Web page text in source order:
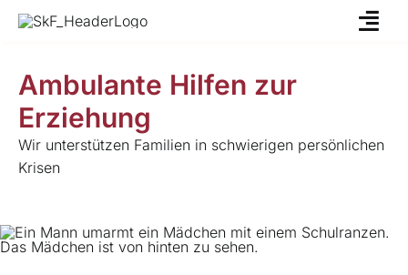
Skip
Ambulante Hilfen zur
Erziehung
Wir unterstützen Familien in schwierigen persönlichen
Krisen